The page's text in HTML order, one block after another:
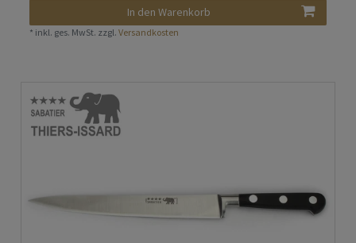
In den Warenkorb
* inkl. ges. MwSt. zzgl.Versandkosten